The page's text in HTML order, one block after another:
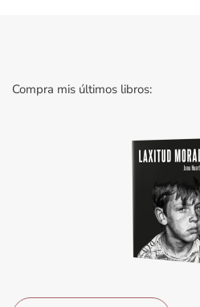
Compra mis últimos libros: